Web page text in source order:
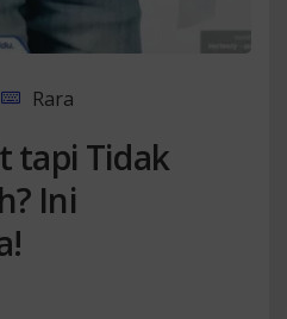
Rara
tapi Tidak
Ini